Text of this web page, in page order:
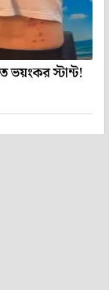
ভয়ংকর স্টান্ট!